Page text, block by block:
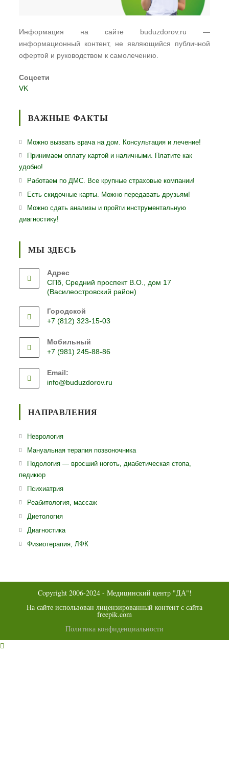
Информация на сайте buduzdorov.ru —
информационный контент, не являющийся публичной
офертой и руководством к самолечению.
Соцсети
VK
ВАЖНЫЕ ФАКТЫ
Можно вызвать врача на дом. Консультация и лечение!
Принимаем оплату картой и наличными. Платите как
удобно!
Работаем по ДМС. Все крупные страховые компании!
Есть скидочные карты. Можно передавать друзьям!
Можно сдать анализы и пройти инструментальную
диагностику!
МЫ ЗДЕСЬ
Адрес
СПб, Средний проспект В.О., дом 17
(Василеостровский район)
Городской
+7 (812) 323-15-03
в
вашем
Мобильный
+7 (981) 245-88-86
в
вашем
Email:
info@buduzdorov.ru
НАПРАВЛЕНИЯ
НеврологияОткроется
в
Мануальная терапия позвоночникаОткроется
в
Подология — вросший ноготь, диабетическая стопа,
педикюр
ПсихиатрияОткроется
в
Реабитология, массажОткроется
ДиетологияОткроется
в
ДиагностикаОткроется
в
Физиотерапия, ЛФК
Copyright 2006-2024 - Медицинский центр "ДА"!
На сайте использован лицензированный контент с сайта
freepik.com
Политика конфиденциальности